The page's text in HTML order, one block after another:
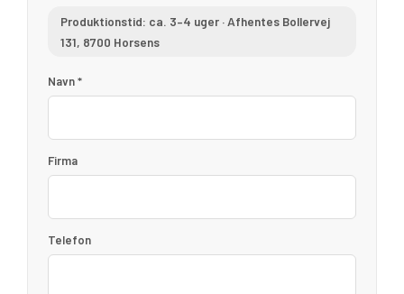
Produktionstid: ca. 3–4 uger · Afhentes Bollervej
131, 8700 Horsens
Navn *
Firma
Telefon